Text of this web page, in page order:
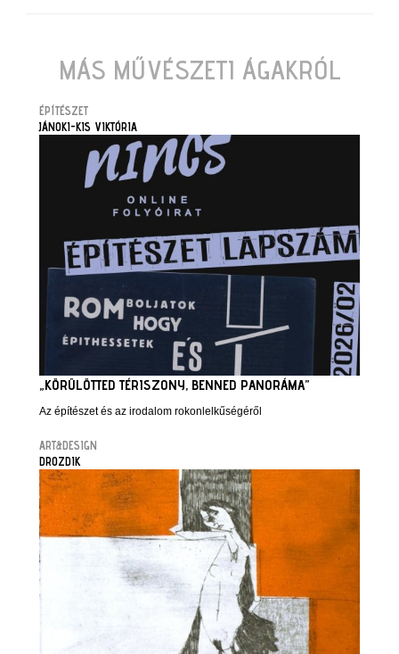
MÁS MŰVÉSZETI ÁGAKRÓL
ÉPÍTÉSZET
JÁNOKI-KIS VIKTÓRIA
„KÖRÜLÖTTED TÉRISZONY, BENNED PANORÁMA”
Az építészet és az irodalom rokonlelkűségéről
ART&DESIGN
DROZDIK